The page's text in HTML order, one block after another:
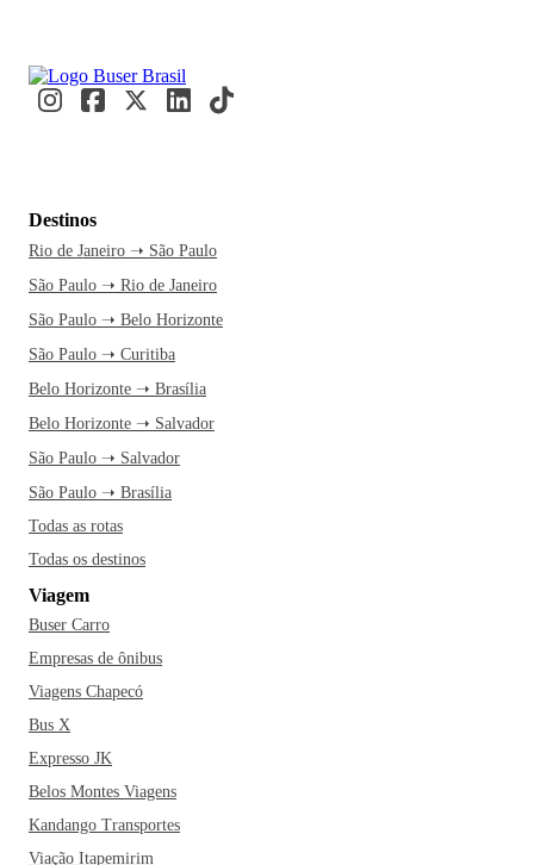
Destinos
Rio de Janeiro ➝ São Paulo
São Paulo ➝ Rio de Janeiro
São Paulo ➝ Belo Horizonte
São Paulo ➝ Curitiba
Belo Horizonte ➝ Brasília
Belo Horizonte ➝ Salvador
São Paulo ➝ Salvador
São Paulo ➝ Brasília
Todas as rotas
Todas os destinos
Viagem
Buser Carro
Empresas de ônibus
Viagens Chapecó
Bus X
Expresso JK
Belos Montes Viagens
Kandango Transportes
Viação Itapemirim